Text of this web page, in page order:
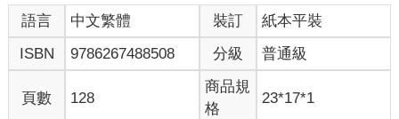
語言 中文繁體 裝訂
紙本平裝
ISBN
9786267488508 分級 普通級
頁數 128
商品規
格
23*17*1